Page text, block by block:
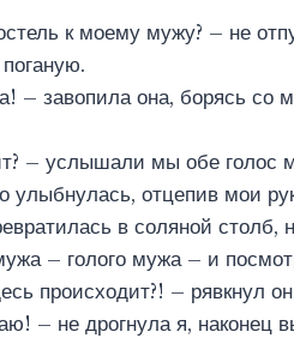
к моему мужу? – не
– завопила она, борясь со
– услышали мы обе голос
улыбнулась, отцепив мои
в соляной столб,
– голого мужа – и
происходит?! – рявкнул
– не дрогнула я, наконец